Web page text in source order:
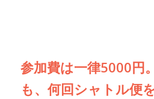
参加費は一律5000円。
も、何回シャトル便